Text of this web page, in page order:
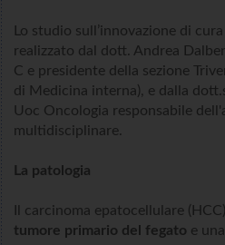
Lo studio sull’innovazione di
realizzato dal dott. Andrea
C e presidente della sezione
di Medicina interna), e dalla
Uoc Oncologia responsabile
multidisciplinare.
La patologia
Il carcinoma epatocellulare
tumore primario del fegato e